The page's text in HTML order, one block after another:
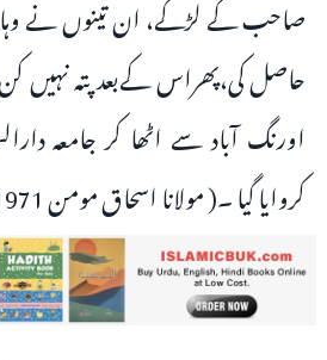
صاحب کے لڑکے، ان تینوں نے
حاصل کی،پھراس کےبعد پتہ نہیں کن
اورنگ آباد سے اٹھا کر جامعہ
کروایا گیا ۔( مولانا اسحاق مومن 1971ء میں فارغ ہوئے)